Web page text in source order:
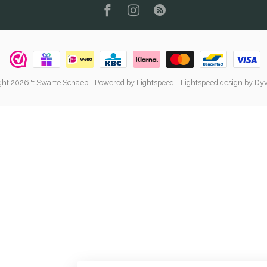
2026 't Swarte Schaep- Powered by Lightspeed - Lightspeed design by